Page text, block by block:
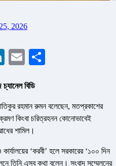
2026
LinkedIn
Email
বিডি
রহমান রুমন বলেছেন, মতপ্রকাশের
কিংবা চরিত্রহনন কোনোভাবেই
শামিল।
‘করবী’ হলে সরকারের ‘১০০ দিন
তিনি এসব কথা বলেন। সংবাদ সম্মেলনের